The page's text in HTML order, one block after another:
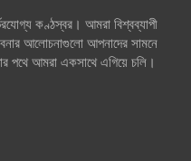
কণ্ঠস্বর। আমরা বিশ্বব্যাপী
আলোচনাগুলো আপনাদের সামনে
পথে আমরা একসাথে এগিয়ে চলি।